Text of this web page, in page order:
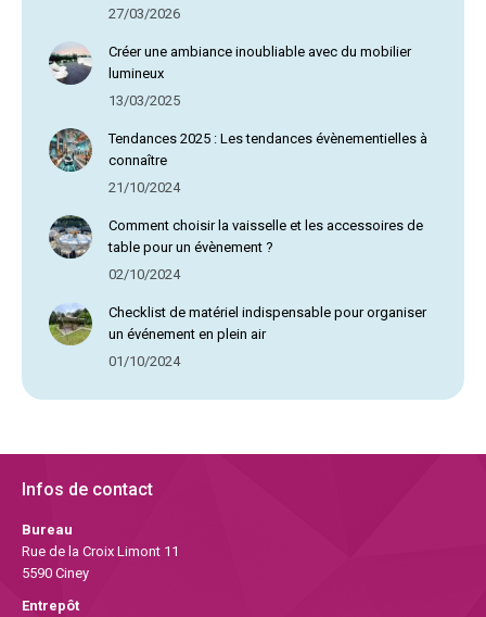
27/03/2026
Créer une ambiance inoubliable avec du mobilier
lumineux
13/03/2025
Tendances 2025 : Les tendances évènementielles à
connaître
21/10/2024
Comment choisir la vaisselle et les accessoires de
table pour un évènement ?
02/10/2024
Checklist de matériel indispensable pour organiser
un événement en plein air
01/10/2024
Infos de contact
Bureau
Rue de la Croix Limont 11
5590 Ciney
Entrepôt